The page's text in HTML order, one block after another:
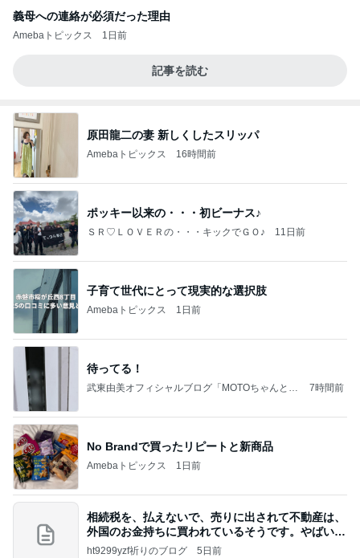
義母への連絡が必須だった理由
Amebaトピックス 1日前
記事を読む
原田龍二の妻 新しくしたスリッパ
Amebaトピックス 16時間前
ポッキー以来の・・・初ビーナス♪
ＳＲ♡ＬＯＶＥＲの・・・キックでＧＯ♪ 11日前
子育て世代にとって現実的な選択肢
Amebaトピックス 1日前
待ってる！
武東由美オフィシャルブログ「MOTOちゃんとの
7時間前
No Brandで買ったリピートと新商品
Amebaトピックス 1日前
相続税を、払えないで、売りに出されて不動産は、
外国のお金持ちに買われているそうです。やばいで
すよ
ht9299yzf祈りのブログ 5日前